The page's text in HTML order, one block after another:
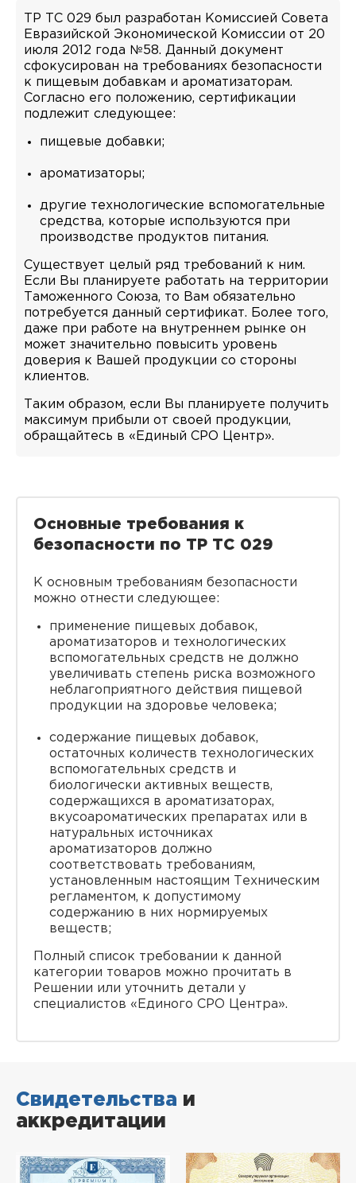
ТР ТС 029 был разработан Комиссией Совета
Евразийской Экономической Комиссии от 20
июля 2012 года №58. Данный документ
сфокусирован на требованиях безопасности
к пищевым добавкам и ароматизаторам.
Согласно его положению, сертификации
подлежит следующее:
пищевые добавки;
ароматизаторы;
другие технологические вспомогательные
средства, которые используются при
производстве продуктов питания.
Существует целый ряд требований к ним.
Если Вы планируете работать на территории
Таможенного Союза, то Вам обязательно
потребуется данный сертификат. Более того,
даже при работе на внутреннем рынке он
может значительно повысить уровень
доверия к Вашей продукции со стороны
клиентов.
Таким образом, если Вы планируете получить
максимум прибыли от своей продукции,
обращайтесь в «Единый СРО Центр».
Основные требования к
безопасности по ТР ТС 029
К основным требованиям безопасности
можно отнести следующее:
применение пищевых добавок,
ароматизаторов и технологических
вспомогательных средств не должно
увеличивать степень риска возможного
неблагоприятного действия пищевой
продукции на здоровье человека;
содержание пищевых добавок,
остаточных количеств технологических
вспомогательных средств и
биологически активных веществ,
содержащихся в ароматизаторах,
вкусоароматических препаратах или в
натуральных источниках
ароматизаторов должно
соответствовать требованиям,
установленным настоящим Техническим
регламентом, к допустимому
содержанию в них нормируемых
веществ;
Полный список требовании к данной
категории товаров можно прочитать в
Решении или уточнить детали у
специалистов «Единого СРО Центра».
Свидетельства и
аккредитации